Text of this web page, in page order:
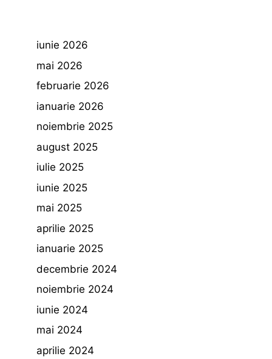
iunie 2026
mai 2026
februarie 2026
ianuarie 2026
noiembrie 2025
august 2025
iulie 2025
iunie 2025
mai 2025
aprilie 2025
ianuarie 2025
decembrie 2024
noiembrie 2024
iunie 2024
mai 2024
aprilie 2024